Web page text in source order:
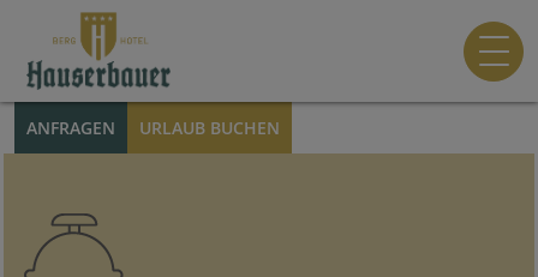
ANFRAGEN URLAUB BUCHEN